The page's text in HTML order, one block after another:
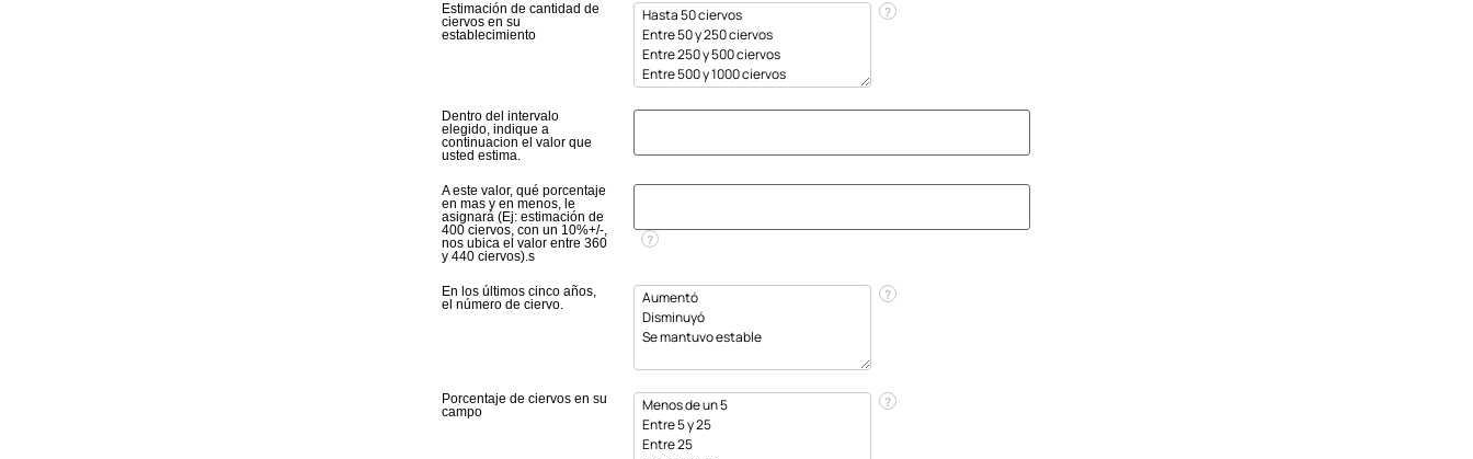
Estimación de cantidad de
ciervos en su
establecimiento
?
Dentro del intervalo
elegido, indique a
continuacion el valor que
usted estima.
A este valor, qué porcentaje
en mas y en menos, le
asignará (Ej: estimación de
400 ciervos, con un 10%+/-,
nos ubica el valor entre 360
y 440 ciervos).s
?
En los últimos cinco años,
el número de ciervo.
?
Porcentaje de ciervos en su
campo
?